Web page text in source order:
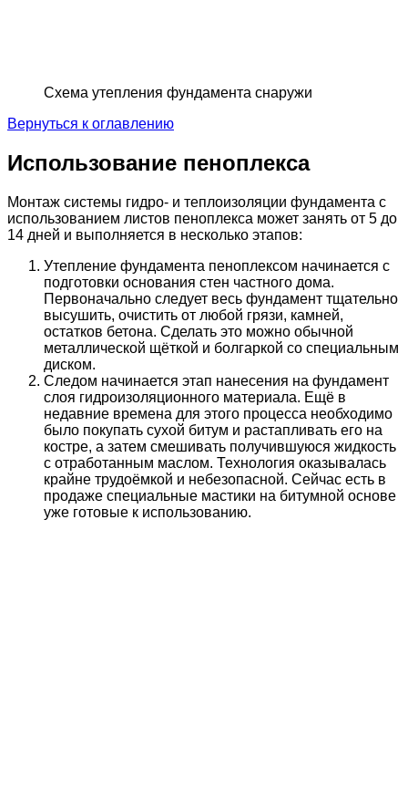
Схема утепления фундамента снаружи
Вернуться к оглавлению
Использование пеноплекса
Монтаж системы гидро- и теплоизоляции фундамента с
использованием листов пеноплекса может занять от 5 до
14 дней и выполняется в несколько этапов:
Утепление фундамента пеноплексом начинается с
подготовки основания стен частного дома.
Первоначально следует весь фундамент тщательно
высушить, очистить от любой грязи, камней,
остатков бетона. Сделать это можно обычной
металлической щёткой и болгаркой со специальным
диском.
Следом начинается этап нанесения на фундамент
слоя гидроизоляционного материала. Ещё в
недавние времена для этого процесса необходимо
было покупать сухой битум и растапливать его на
костре, а затем смешивать получившуюся жидкость
с отработанным маслом. Технология оказывалась
крайне трудоёмкой и небезопасной. Сейчас есть в
продаже специальные мастики на битумной основе
уже готовые к использованию.